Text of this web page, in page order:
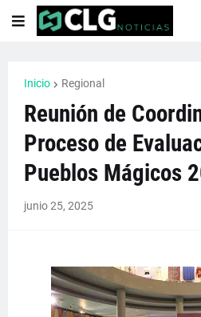
Inicio Regional
Reunión de
Proceso de
Pueblos Mágicos
junio 25, 2025